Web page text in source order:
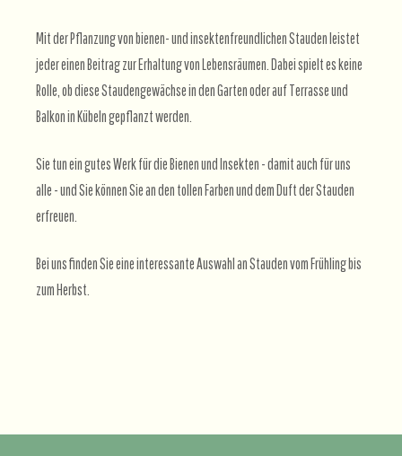
Mit der Pflanzung von bienen- und insektenfreundlichen Stauden leistet
jeder einen Beitrag zur Erhaltung von Lebensräumen. Dabei spielt es keine
Rolle, ob diese Staudengewächse in den Garten oder auf Terrasse und
Balkon in Kübeln gepflanzt werden.
Sie tun ein gutes Werk für die Bienen und Insekten - damit auch für uns
alle - und Sie können Sie an den tollen Farben und dem Duft der Stauden
erfreuen.
Bei uns finden Sie eine interessante Auswahl an Stauden vom Frühling bis
zum Herbst.